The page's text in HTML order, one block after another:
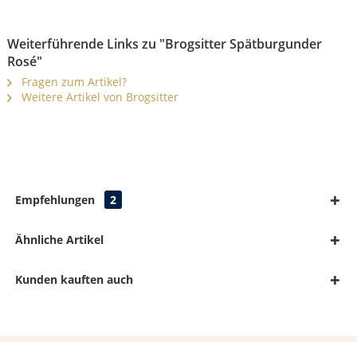
Weiterführende Links zu "Brogsitter Spätburgunder
Rosé"
Fragen zum Artikel?
Weitere Artikel von Brogsitter
Empfehlungen 2
Ähnliche Artikel
Kunden kauften auch